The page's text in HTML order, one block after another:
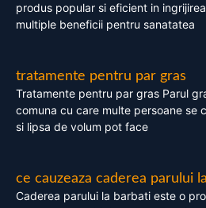
produs popular si eficient in
multiple beneficii pentru sanatatea
tratamente pentru par gras
Tratamente pentru par gras Parul
comuna cu care multe persoane se
si lipsa de volum pot face
ce cauzeaza caderea parului
Caderea parului la barbati este o